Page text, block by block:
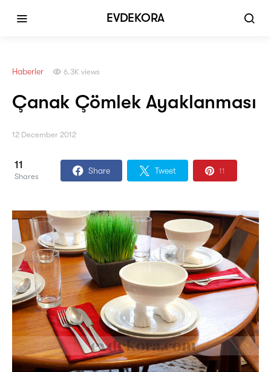
EVDEKORA
Haberler 6.3K views
Çanak Çömlek Ayaklanması
12 December 2012
11
Shares
Share Tweet 11